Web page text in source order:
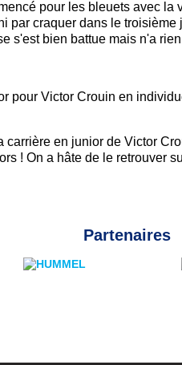
pour les bleuets avec
par craquer dans le troisième
s'est bien battue mais n'a
pour Victor Crouin en
en junior de Victor
! On a hâte de le retrouver
Partenaires